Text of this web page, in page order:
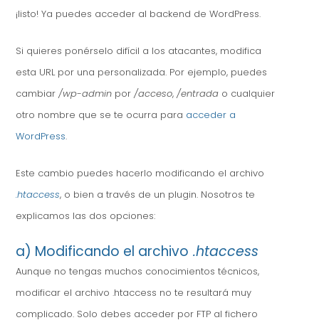
¡listo! Ya puedes acceder al backend de WordPress.
Si quieres ponérselo difícil a los atacantes, modifica
esta URL por una personalizada. Por ejemplo, puedes
cambiar/wp-admin por/acceso,/entrada o cualquier
otro nombre que se te ocurra para acceder a
WordPress.
Este cambio puedes hacerlo modificando el archivo
.htaccess, o bien a través de un plugin. Nosotros te
explicamos las dos opciones:
a) Modificando el archivo .htaccess
Aunque no tengas muchos conocimientos técnicos,
modificar el archivo .htaccess no te resultará muy
complicado. Solo debes acceder por FTP al fichero